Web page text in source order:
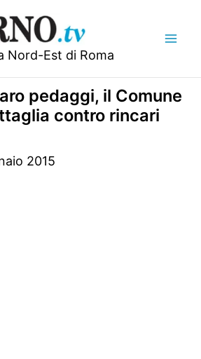
Nord-Est di Roma
pedaggi, il Comune
contro rincari
2015